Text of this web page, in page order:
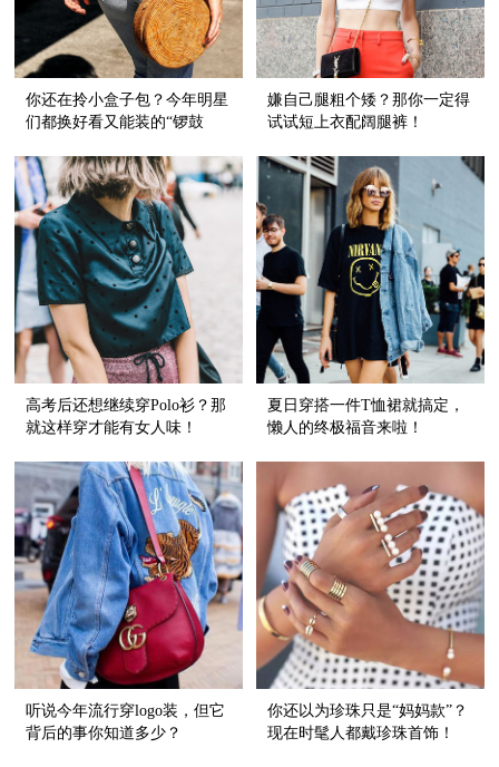
你还在拎小盒子包？今年明星
们都换好看又能装的“锣鼓
嫌自己腿粗个矮？那你一定得
试试短上衣配阔腿裤！
高考后还想继续穿Polo衫？那
就这样穿才能有女人味！
夏日穿搭一件T恤裙就搞定，
懒人的终极福音来啦！
听说今年流行穿logo装，但它
背后的事你知道多少？
你还以为珍珠只是“妈妈款”？
现在时髦人都戴珍珠首饰！